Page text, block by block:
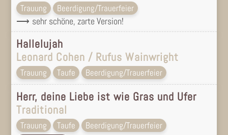
Trauung Beerdigung/Trauerfeier
sehr schöne, zarte Version!
Hallelujah
Leonard Cohen / Rufus Wainwright
Trauung Taufe Beerdigung/Trauerfeier
Herr, deine Liebe ist wie Gras und Ufer
Traditional
Trauung Taufe
Beerdigung/Trauerfeier